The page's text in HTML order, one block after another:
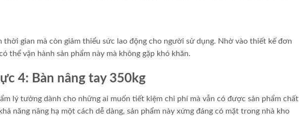
thời gian mà còn giảm thiểu sức lao động cho người sử dụng. Nhờ vào thiết kế đơn
thể vận hành sản phẩm này mà không gặp khó khăn.
4: Bàn nâng tay 350kg
lý tưởng dành cho những ai muốn tiết kiệm chi phí mà vẫn có được sản phẩm chất
năng nâng hạ một cách dễ dàng, sản phẩm này xứng đáng có mặt trong nhà kho